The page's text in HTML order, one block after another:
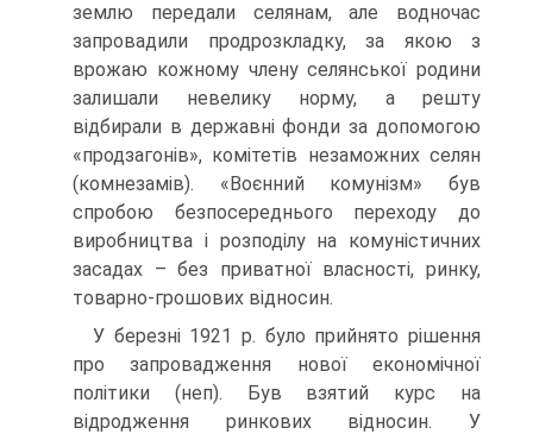
землю передали селянам, але водночас
запровадили продрозкладку, за якою з
врожаю кожному члену селянської родини
залишали невелику норму, а решту
відбирали в державні фонди за допомогою
«продзагонів», комітетів незаможних селян
(комнезамів). «Воєнний комунізм» був
спробою безпосереднього переходу до
виробництва і розподілу на комуністичних
засадах – без приватної власності, ринку,
товарно-грошових відносин.
У березні 1921 р. було прийнято рішення
про запровадження нової економічної
політики (неп). Був взятий курс на
відродження ринкових відносин. У